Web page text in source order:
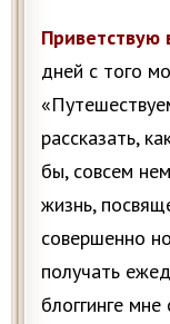
Приветствую
дней с того
рассказать,
бы, совсем
жизнь,
совершенно
получать
блоггинге